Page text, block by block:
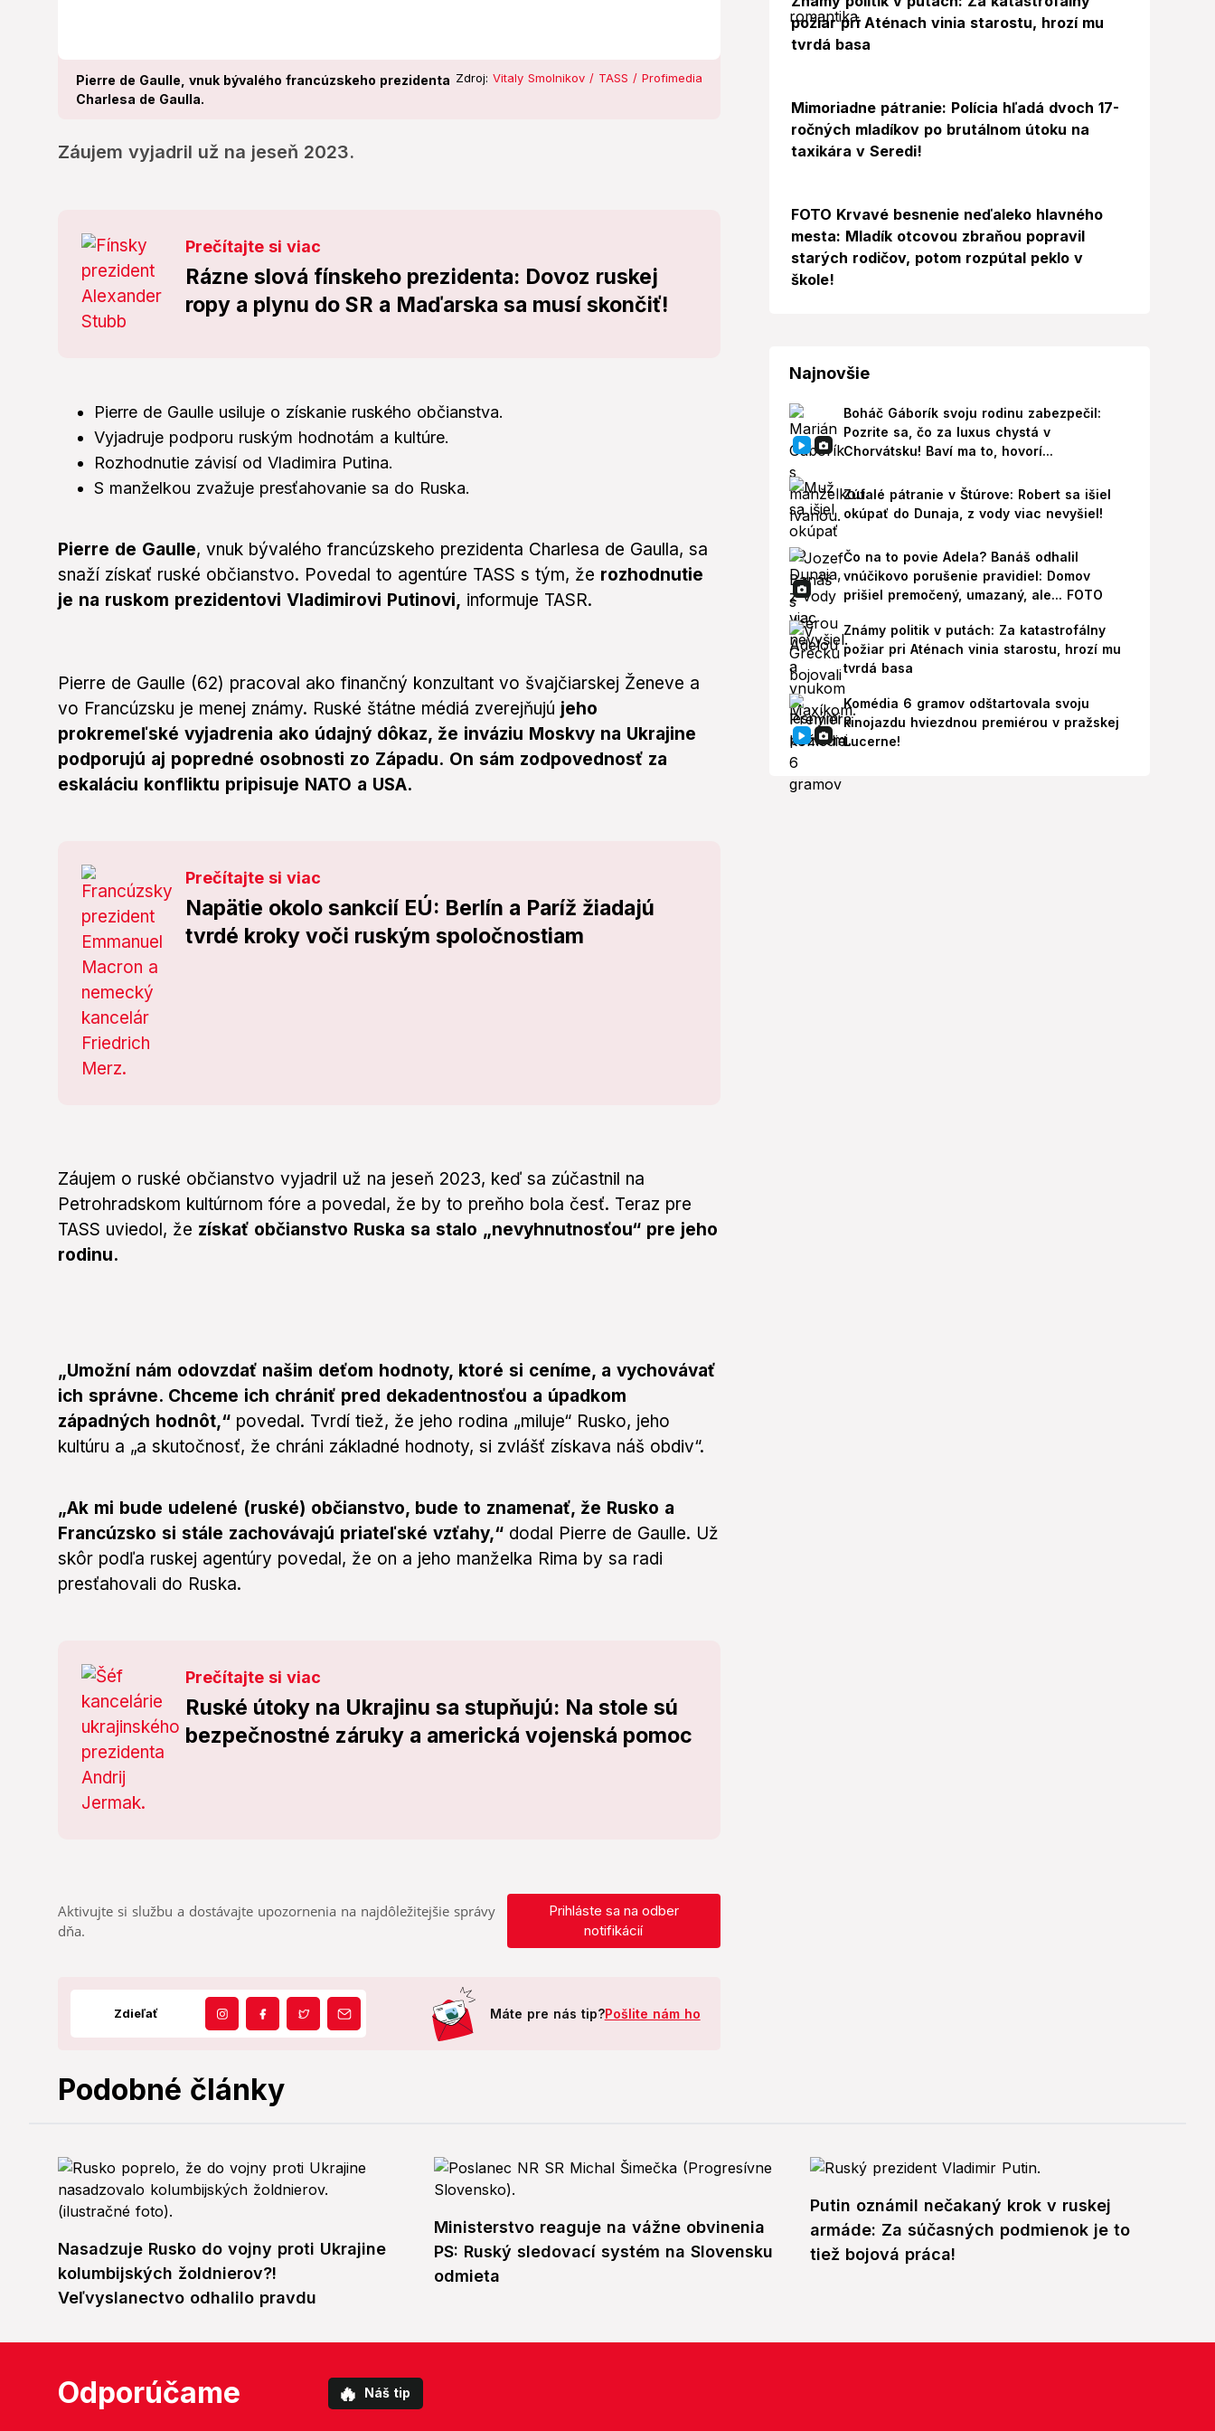
Pierre de Gaulle, vnuk bývalého francúzskeho prezidenta
Charlesa de Gaulla.
Zdroj: Vitaly Smolnikov / TASS / Profimedia
Záujem vyjadril už na jeseň 2023.
Prečítajte si viac
Rázne slová fínskeho prezidenta: Dovoz ruskej
ropy a plynu do SR a Maďarska sa musí skončiť!
Pierre de Gaulle usiluje o získanie ruského občianstva.
Vyjadruje podporu ruským hodnotám a kultúre.
Rozhodnutie závisí od Vladimira Putina.
S manželkou zvažuje presťahovanie sa do Ruska.
Pierre de Gaulle, vnuk bývalého francúzskeho prezidenta Charlesa de Gaulla, sa
snaží získať ruské občianstvo. Povedal to agentúre TASS s tým, že rozhodnutie
je na ruskom prezidentovi Vladimirovi Putinovi, informuje TASR.
Pierre de Gaulle (62) pracoval ako finančný konzultant vo švajčiarskej Ženeve a
vo Francúzsku je menej známy. Ruské štátne médiá zverejňujú jeho
prokremeľské vyjadrenia ako údajný dôkaz, že inváziu Moskvy na Ukrajine
podporujú aj popredné osobnosti zo Západu. On sám zodpovednosť za
eskaláciu konfliktu pripisuje NATO a USA.
Prečítajte si viac
Napätie okolo sankcií EÚ: Berlín a Paríž žiadajú
tvrdé kroky voči ruským spoločnostiam
Záujem o ruské občianstvo vyjadril už na jeseň 2023, keď sa zúčastnil na
Petrohradskom kultúrnom fóre a povedal, že by to preňho bola česť. Teraz pre
TASS uviedol, že získať občianstvo Ruska sa stalo „nevyhnutnosťou“ pre jeho
rodinu.
„Umožní nám odovzdať našim deťom hodnoty, ktoré si ceníme, a vychovávať
ich správne. Chceme ich chrániť pred dekadentnosťou a úpadkom
západných hodnôt,“ povedal. Tvrdí tiež, že jeho rodina „miluje“ Rusko, jeho
kultúru a „a skutočnosť, že chráni základné hodnoty, si zvlášť získava náš obdiv“.
„Ak mi bude udelené (ruské) občianstvo, bude to znamenať, že Rusko a
Francúzsko si stále zachovávajú priateľské vzťahy,“ dodal Pierre de Gaulle. Už
skôr podľa ruskej agentúry povedal, že on a jeho manželka Rima by sa radi
presťahovali do Ruska.
Prečítajte si viac
Ruské útoky na Ukrajinu sa stupňujú: Na stole sú
bezpečnostné záruky a americká vojenská pomoc
Aktivujte si službu a dostávajte upozornenia na najdôležitejšie správy
dňa.
Prihláste sa na odber
notifikácií
Zdieľať Máte pre nás tip?Pošlite nám ho
požiar pri Aténach vinia starostu, hrozí mu
tvrdá basa
Mimoriadne pátranie: Polícia hľadá dvoch 17-
ročných mladíkov po brutálnom útoku na
taxikára v Seredi!
Foto
FOTO Krvavé besnenie neďaleko hlavného
mesta: Mladík otcovou zbraňou popravil
starých rodičov, potom rozpútal peklo v
škole!
Najnovšie
Boháč Gáborík svoju rodinu zabezpečil:
Pozrite sa, čo za luxus chystá v
Chorvátsku! Baví ma to, hovorí...
Zúfalé pátranie v Štúrove: Robert sa išiel
okúpať do Dunaja, z vody viac nevyšiel!
Čo na to povie Adela? Banáš odhalil
vnúčikovo porušenie pravidiel: Domov
prišiel premočený, umazaný, ale... FOTO
Známy politik v putách: Za katastrofálny
požiar pri Aténach vinia starostu, hrozí mu
tvrdá basa
Komédia 6 gramov odštartovala svoju
kinojazdu hviezdnou premiérou v pražskej
Lucerne!
Podobné články
Nasadzuje Rusko do vojny proti Ukrajine
kolumbijských žoldnierov?!
Veľvyslanectvo odhalilo pravdu
Ministerstvo reaguje na vážne obvinenia
PS: Ruský sledovací systém na Slovensku
odmieta
Putin oznámil nečakaný krok v ruskej
armáde: Za súčasných podmienok je to
tiež bojová práca!
Odporúčame 🔥 Náš tip